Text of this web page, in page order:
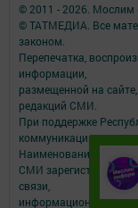
© 2011 - 2026.
© ТАТМЕДИА. Все
законом.
Перепечатка,
информации,
размещенной на
редакций СМИ.
При поддержке
коммуникациям.
Наименование СМИ:
СМИ
связи,
информационных